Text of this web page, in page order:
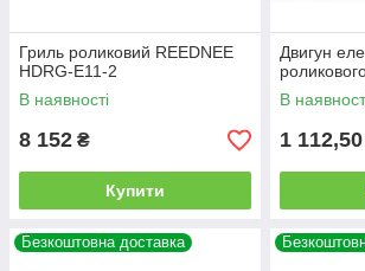
Гриль роликовий REEDNEE
HDRG-E11-2
В наявності
8 152 ₴
Купити
Двигун
В
1 112,50
Безкоштовна доставка